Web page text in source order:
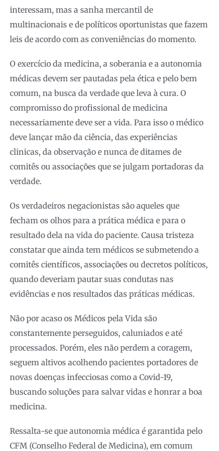
interessam, mas a sanha mercantil de
multinacionais e de políticos oportunistas que fazem
leis de acordo com as conveniências do momento.
O exercício da medicina, a soberania e a autonomia
médicas devem ser pautadas pela ética e pelo bem
comum, na busca da verdade que leva à cura. O
compromisso do profissional de medicina
necessariamente deve ser a vida. Para isso o médico
deve lançar mão da ciência, das experiências
clinicas, da observação e nunca de ditames de
comitês ou associações que se julgam portadoras da
verdade.
Os verdadeiros negacionistas são aqueles que
fecham os olhos para a prática médica e para o
resultado dela na vida do paciente. Causa tristeza
constatar que ainda tem médicos se submetendo a
comitês científicos, associações ou decretos políticos,
quando deveriam pautar suas condutas nas
evidências e nos resultados das práticas médicas.
Não por acaso os Médicos pela Vida são
constantemente perseguidos, caluniados e até
processados. Porém, eles não perdem a coragem,
seguem altivos acolhendo pacientes portadores de
novas doenças infecciosas como a Covid-19,
buscando soluções para salvar vidas e honrar a boa
medicina.
Ressalta-se que autonomia médica é garantida pelo
CFM (Conselho Federal de Medicina), em comum